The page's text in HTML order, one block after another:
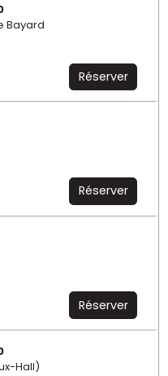
Bayard
Réserver
Réserver
Réserver
Hall)